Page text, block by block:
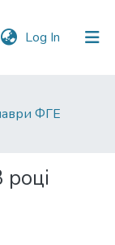
Log In (current)
ФГЕ